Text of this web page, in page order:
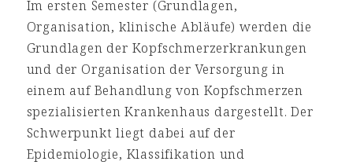
Im ersten Semester (Grundlagen,
Organisation, klinische Abläufe) werden die
Grundlagen der Kopfschmerzerkrankungen
und der Organisation der Versorgung in
einem auf Behandlung von Kopfschmerzen
spezialisierten Krankenhaus dargestellt. Der
Schwerpunkt liegt dabei auf der
Epidemiologie, Klassifikation und